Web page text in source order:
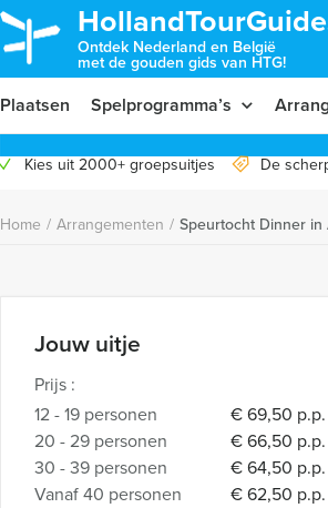
Ontdek Nederland en België
met de gouden gids van HTG!
Plaatsen Spelprogramma’s
Kies uit 2000+ groepsuitjes De
Home / Arrangementen / Speurtocht Dinner in
Jouw uitje
Prijs :
12 - 19 personen
€ 69,50 p.p.
20 - 29 personen
€ 66,50 p.p.
30 - 39 personen
€ 64,50 p.p.
Vanaf 40 personen
€ 62,50 p.p.